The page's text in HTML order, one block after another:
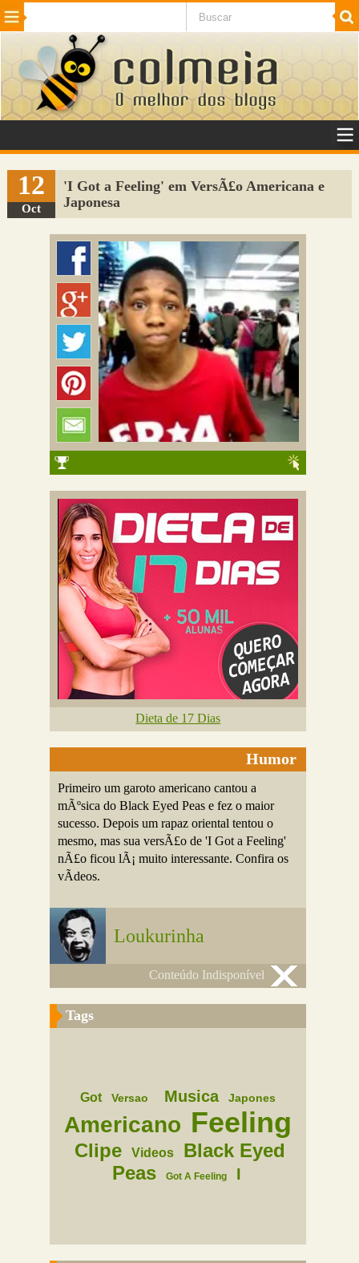
Beleza Cinema e TV
Internet Jogos NotÃ­cias SaÃºde
VeÃ­culos Adulto
Sugerir Link
Adicionar Blog
Colmeia Exchange
Perguntas Frequentes
12
Oct
'I Got a Feeling' em VersÃ£o Americana e
Japonesa
Dieta de 17 Dias
Humor
Primeiro um garoto americano cantou a
mÃºsica do Black Eyed Peas e fez o maior
sucesso. Depois um rapaz oriental tentou o
mesmo, mas sua versÃ£o de 'I Got a Feeling'
nÃ£o ficou lÃ¡ muito interessante. Confira os
vÃ­deos.
Loukurinha
Conteúdo Indisponível
Tags
Got Versao Musica Japones
Americano Feeling
Clipe Videos
Black Eyed
Peas
Got A Feeling I